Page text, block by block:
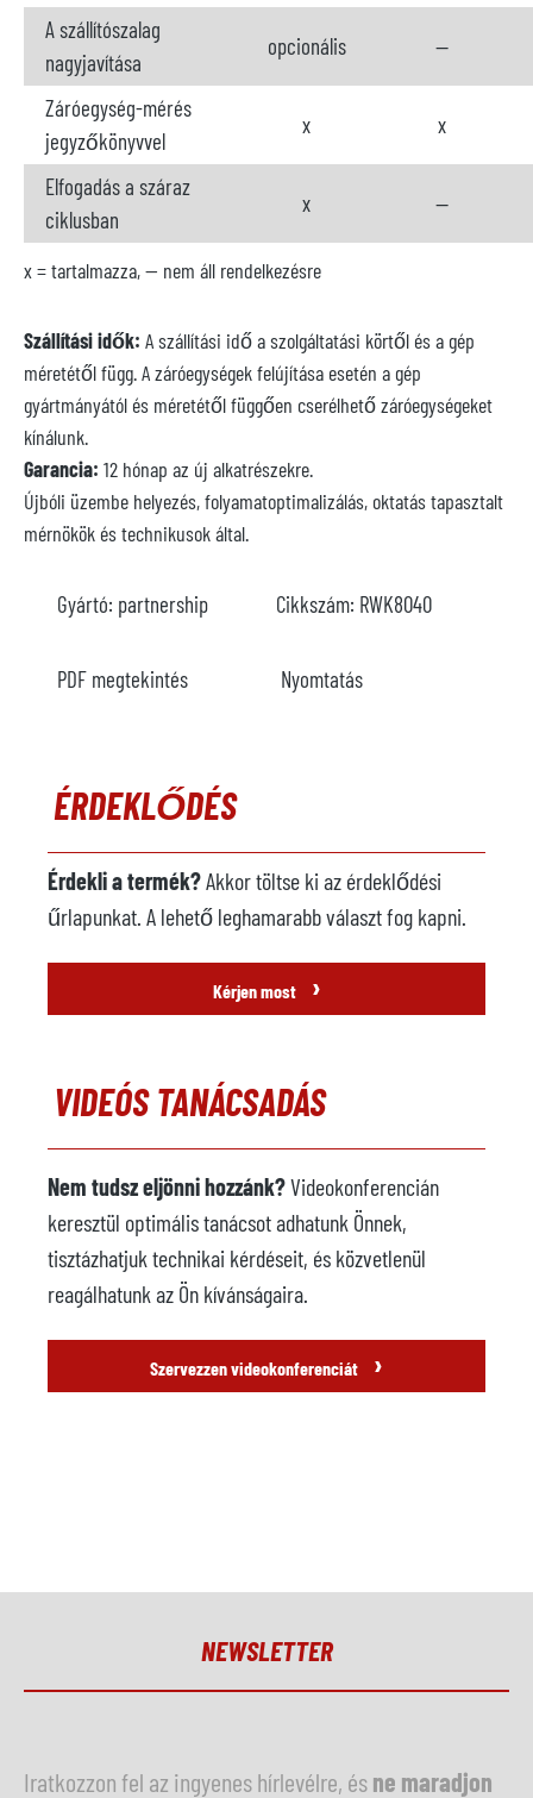
A szállítószalag
nagyjavítása
opcionális --
Záróegység-mérés
jegyzőkönyvvel
x x
Elfogadás a száraz
ciklusban
x --
x = tartalmazza, -- nem áll rendelkezésre
Szállítási idők: A szállítási idő a szolgáltatási körtől és a gép
méretétől függ. A záróegységek felújítása esetén a gép
gyártmányától és méretétől függően cserélhető záróegységeket
kínálunk.
Garancia: 12 hónap az új alkatrészekre.
Újbóli üzembe helyezés, folyamatoptimalizálás, oktatás tapasztalt
mérnökök és technikusok által.
Gyártó: partnership Cikkszám: RWK8040
PDF megtekintés Nyomtatás
ÉRDEKLŐDÉS
Érdekli a termék?Akkor töltse ki az érdeklődési
űrlapunkat. A lehető leghamarabb választ fog kapni.
Kérjen most ›
VIDEÓS TANÁCSADÁS
Nem tudsz eljönni hozzánk?Videokonferencián
keresztül optimális tanácsot adhatunk Önnek,
tisztázhatjuk technikai kérdéseit, és közvetlenül
reagálhatunk az Ön kívánságaira.
Szervezzen videokonferenciát ›
NEWSLETTER
Iratkozzon fel az ingyenes hírlevélre, ésne maradjon